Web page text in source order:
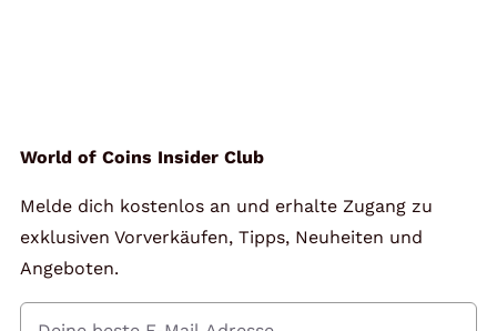
Kontakt
Mein Konto
World of Coins Insider Club
Melde dich kostenlos an und erhalte Zugang zu
exklusiven Vorverkäufen, Tipps, Neuheiten und
Angeboten.